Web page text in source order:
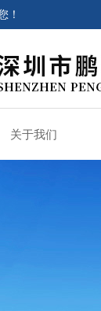
！
关于我们